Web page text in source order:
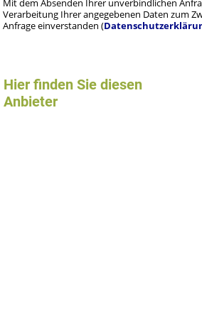
Mit dem Absenden Ihrer unverbindlichen
Verarbeitung Ihrer angegebenen Daten zum
Anfrage einverstanden (
Hier finden Sie diesen
Anbieter